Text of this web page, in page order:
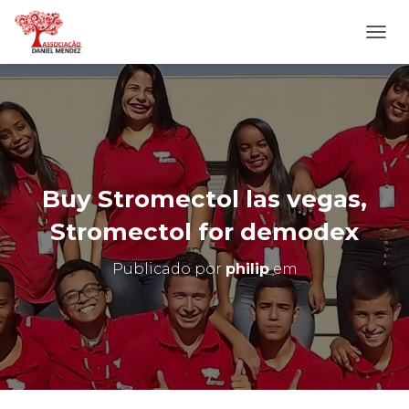
L
T
E
R
N
A
N
A
E
G
O
Buy Stromectol las vegas,
Stromectol for demodex
Publicado por philipem